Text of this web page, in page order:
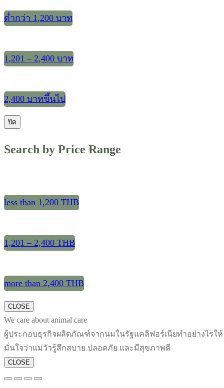
ต่ำกว่า 1,200 บาท
1,201 – 2,400 บาท
2,400 บาทขึ้นไป
ปิด
Search by Price Range
less than 1,200 THB
1,201 – 2,400 THB
more than 2,400 THB
CLOSE
We care about animal care
ผู้ประกอบธุรกิจผลิตภัณฑ์จากนมในรัฐแคลิฟอร์เนียทำอย่างไรให้
มั่นใจว่าแม่วัวรู้สึกสบาย ปลอดภัย และมีสุขภาพดี
CLOSE